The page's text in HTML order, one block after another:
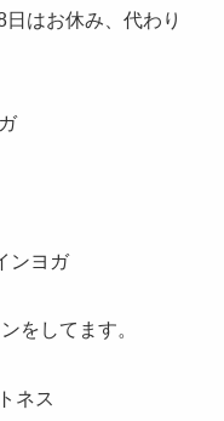
はお休み、代わり
ンヨガ
をしてます。
ネス